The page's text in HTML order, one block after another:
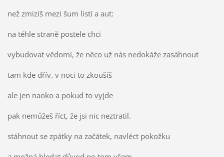
než zmizíš mezi šum listí a aut:
na téhle straně postele chci
vybudovat vědomí, že něco už nás nedokáže zasáhnout
tam kde dřív. v noci to zkoušíš
ale jen naoko a pokud to vyjde
pak nemůžeš říct, že jsi nic neztratil.
stáhnout se zpátky na začátek, navléct pokožku